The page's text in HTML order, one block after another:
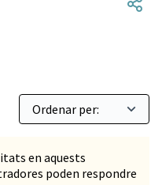
en aquests
poden respondre